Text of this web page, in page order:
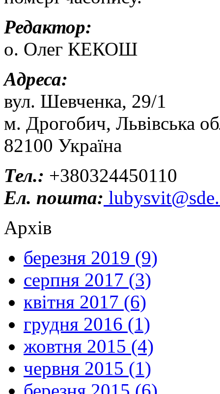
Редактор:
о. Олег КЕКОШ
Адреса:
вул. Шевченка, 29/1
м. Дрогобич, Львівська
82100 Україна
Тел.: +380324450110
Ел. пошта:
Архів
березня 2019 (9)
серпня 2017 (3)
квітня 2017 (6)
грудня 2016 (1)
жовтня 2015 (4)
червня 2015 (1)